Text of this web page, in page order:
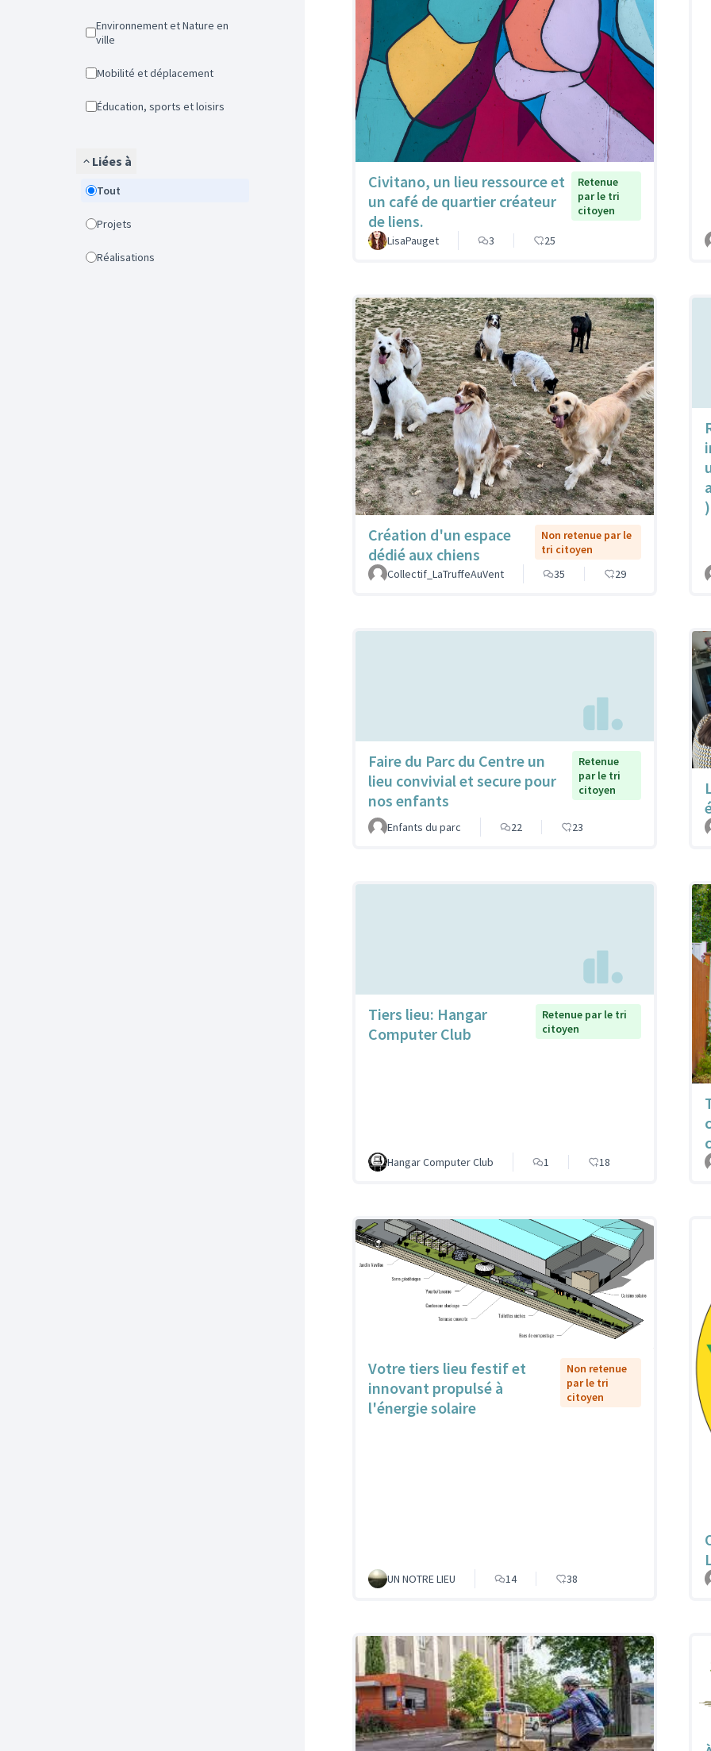
Environnement et Nature en
ville
Mobilité et déplacement
Éducation, sports et loisirs
Liées à
Tout
Projets
Réalisations
Civitano, un lieu ressource et
un café de quartier créateur
de liens.
Retenue
par le tri
citoyen
LisaPauget 3 25
Création d'un espace
dédié aux chiens
Non retenue par le
tri citoyen
Collectif_LaTruffeAuVent
35 29
)
Faire du Parc du Centre un
lieu convivial et secure pour
nos enfants
Retenue
par le tri
citoyen
Enfants du parc 22 23
Tiers lieu: Hangar
Computer Club
Retenue par le tri
citoyen
Hangar Computer Club 1 18
Votre tiers lieu festif et
innovant propulsé à
l'énergie solaire
Non retenue
par le tri
citoyen
UN NOTRE LIEU 14 38